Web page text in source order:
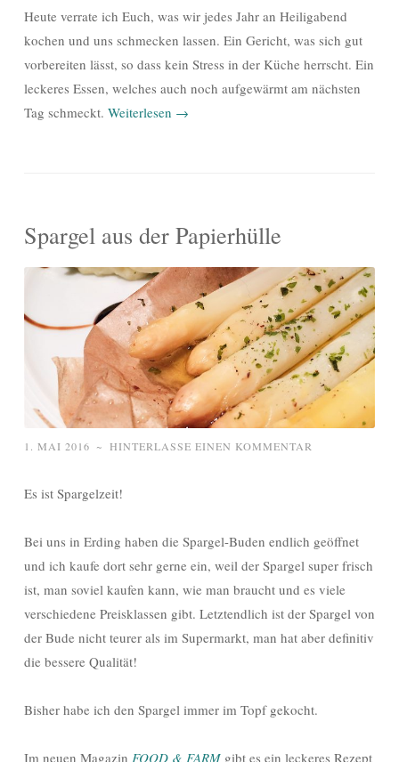
Heute verrate ich Euch, was wir jedes Jahr an Heiligabend
kochen und uns schmecken lassen. Ein Gericht, was sich gut
vorbereiten lässt, so dass kein Stress in der Küche herrscht. Ein
leckeres Essen, welches auch noch aufgewärmt am nächsten
Tag schmeckt. Weiterlesen →
Spargel aus der Papierhülle
1. MAI 2016 ~ HINTERLASSE EINEN KOMMENTAR
Es ist Spargelzeit!
Bei uns in Erding haben die Spargel-Buden endlich geöffnet
und ich kaufe dort sehr gerne ein, weil der Spargel super frisch
ist, man soviel kaufen kann, wie man braucht und es viele
verschiedene Preisklassen gibt. Letztendlich ist der Spargel von
der Bude nicht teurer als im Supermarkt, man hat aber definitiv
die bessere Qualität!
Bisher habe ich den Spargel immer im Topf gekocht.
Im neuen Magazin FOOD & FARM gibt es ein leckeres Rezept